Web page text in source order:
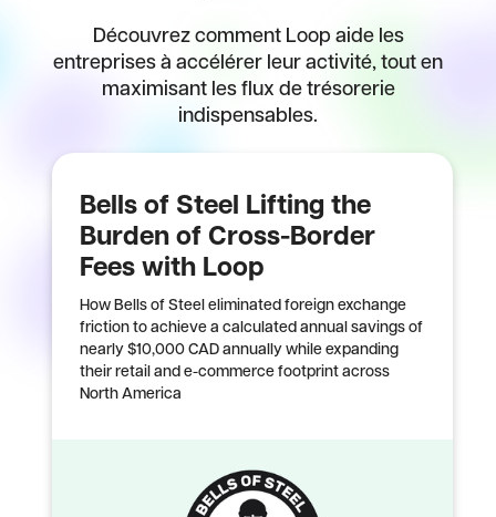
Découvrez comment Loop aide les
entreprises à accélérer leur activité, tout en
maximisant les flux de trésorerie
indispensables.
Bells of Steel Lifting the
Burden of Cross-Border
Fees with Loop
How Bells of Steel eliminated foreign exchange
friction to achieve a calculated annual savings of
nearly $10,000 CAD annually while expanding
their retail and e-commerce footprint across
North America